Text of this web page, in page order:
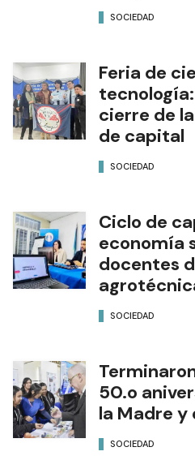
SOCIEDAD
Feria de
cierre de
de capital
SOCIEDAD
Ciclo de
economía
docentes
SOCIEDAD
50.o
la Madre y
SOCIEDAD